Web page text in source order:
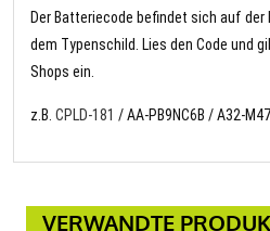
Der Batteriecode befindet sich auf
dem Typenschild. Lies den Code und
Shops ein.
z.B. CPLD-181 / AA-PB9NC6B / A32-
VERWANDTE